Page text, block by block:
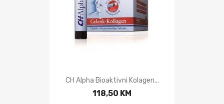
CH Alpha Bioaktivni Kolagen...
118,50 KM